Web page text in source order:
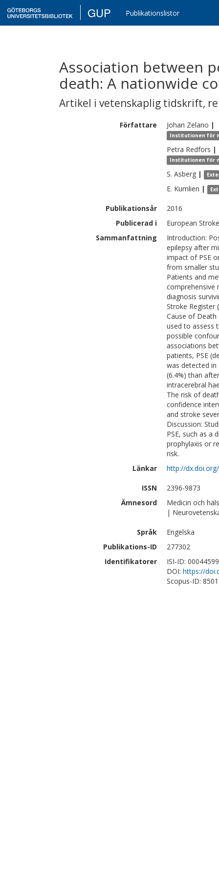
GUP Publikationslistor
Association between
death: A nationwide
Artikel i vetenskaplig tidskrift,
Författare Johan Zelano |
Institutionen för
Petra Redfors |
Institutionen för
S. Asberg |
E. Kumlien |
Publikationsår
2016
Publicerad i
European
Sammanfattning
Introduction:
epilepsy after
impact of PSE
from smaller
Patients and
comprehensive
diagnosis
Stroke Register
Cause of
used to assess
possible
associations
patients, PSE
was detected in
(6.4%) than
intracerebral
The risk of
confidence
and stroke
Discussion:
PSE, such as a
prophylaxis or
risk.
Länkar
http://
ISSN
2396-9873
Ämnesord
Medicin och
|
Språk
Engelska
Publikations-ID
277302
Identifikatorer
ISI-ID:
DOI: https://
Scopus-ID: